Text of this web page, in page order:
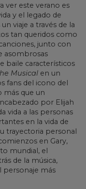
ver este verano es
y el legado de
viaje a través de la
tan queridos como
junto con
asombrosas
baile característicos
Musical en un
fans del icono del
más que un
por Elijah
vida a las personas
en la vida de
trayectoria personal
en Gary,
mundial, el
de la música,
personaje más